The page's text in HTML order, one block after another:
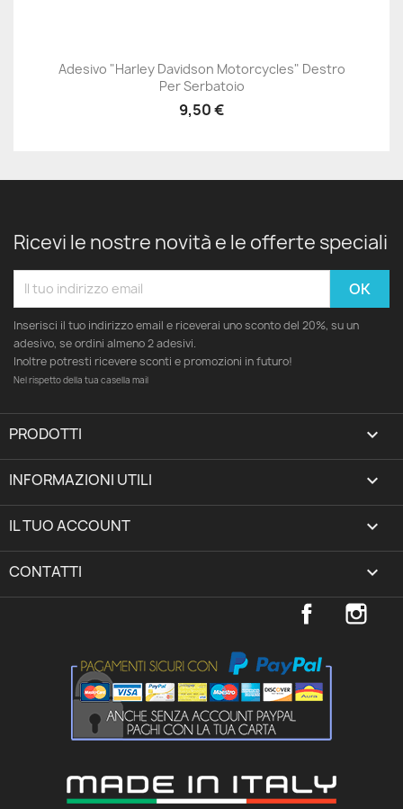
Adesivo "Harley Davidson Motorcycles" Destro
Per Serbatoio
9,50 €
Ricevi le nostre novità e le offerte speciali
Inserisci il tuo indirizzo email e riceverai uno sconto del 20%, su un
adesivo, se ordini almeno 2 adesivi.
Inoltre potresti ricevere sconti e promozioni in futuro!
Nel rispetto della tua casella mail
PRODOTTI 
INFORMAZIONI UTILI 
IL TUO ACCOUNT expand_more
CONTATTI keyboard_arrow_down
Facebook